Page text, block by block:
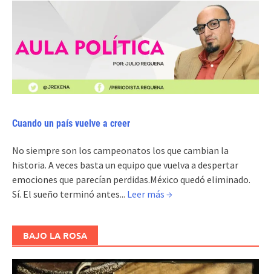
Cuando un país vuelve a creer
No siempre son los campeonatos los que cambian la
historia. A veces basta un equipo que vuelva a despertar
emociones que parecían perdidas.México quedó eliminado.
Sí. El sueño terminó antes... Leer más →
BAJO LA ROSA